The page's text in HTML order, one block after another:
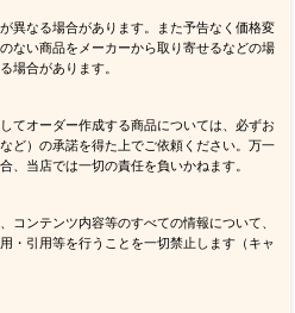
異なる場合があります。また予告なく価格変
ない商品をメーカーから取り寄せるなどの場
場合があります。
てオーダー作成する商品については、必ずお
ど）の承諾を得た上でご依頼ください。万一
、当店では一切の責任を負いかねます。
コンテンツ内容等のすべての情報について、
・引用等を行うことを一切禁止します（キャ